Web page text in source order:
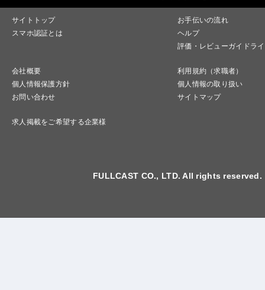
サイトトップ
お手伝いの流れ
スマホ認証とは
ヘルプ
評価・レビューガイドラ
会社概要
利用規約（求職者）
個人情報保護方針
個人情報の取り扱い
お問い合わせ
サイトマップ
求人掲載をご希望する企業様
FULLCAST CO., LTD. All rights reserved.